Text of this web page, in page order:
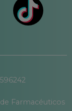
Farmacéuticos